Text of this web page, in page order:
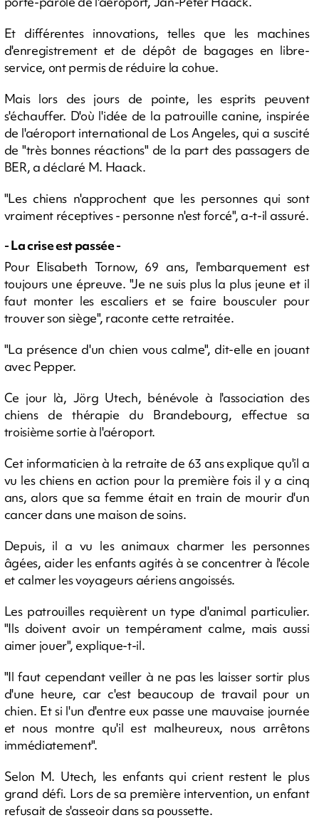
Et différentes innovations, telles que les machines
d'enregistrement et de dépôt de bagages en libre-
service, ont permis de réduire la cohue.
Mais lors des jours de pointe, les esprits peuvent
s'échauffer. D'où l'idée de la patrouille canine, inspirée
de l'aéroport international de Los Angeles, qui a suscité
de "très bonnes réactions" de la part des passagers de
BER, a déclaré M. Haack.
"Les chiens n'approchent que les personnes qui sont
vraiment réceptives - personne n'est forcé", a-t-il assuré.
- La crise est passée -
Pour Elisabeth Tornow, 69 ans, l'embarquement est
toujours une épreuve. "Je ne suis plus la plus jeune et il
faut monter les escaliers et se faire bousculer pour
trouver son siège", raconte cette retraitée.
"La présence d'un chien vous calme", dit-elle en jouant
avec Pepper.
Ce jour là, Jörg Utech, bénévole à l'association des
chiens de thérapie du Brandebourg, effectue sa
troisième sortie à l'aéroport.
Cet informaticien à la retraite de 63 ans explique qu'il a
vu les chiens en action pour la première fois il y a cinq
ans, alors que sa femme était en train de mourir d'un
cancer dans une maison de soins.
Depuis, il a vu les animaux charmer les personnes
âgées, aider les enfants agités à se concentrer à l'école
et calmer les voyageurs aériens angoissés.
Les patrouilles requièrent un type d'animal particulier.
"Ils doivent avoir un tempérament calme, mais aussi
aimer jouer", explique-t-il.
"Il faut cependant veiller à ne pas les laisser sortir plus
d'une heure, car c'est beaucoup de travail pour un
chien. Et si l'un d'entre eux passe une mauvaise journée
et nous montre qu'il est malheureux, nous arrêtons
immédiatement".
Selon M. Utech, les enfants qui crient restent le plus
grand défi. Lors de sa première intervention, un enfant
refusait de s'asseoir dans sa poussette.